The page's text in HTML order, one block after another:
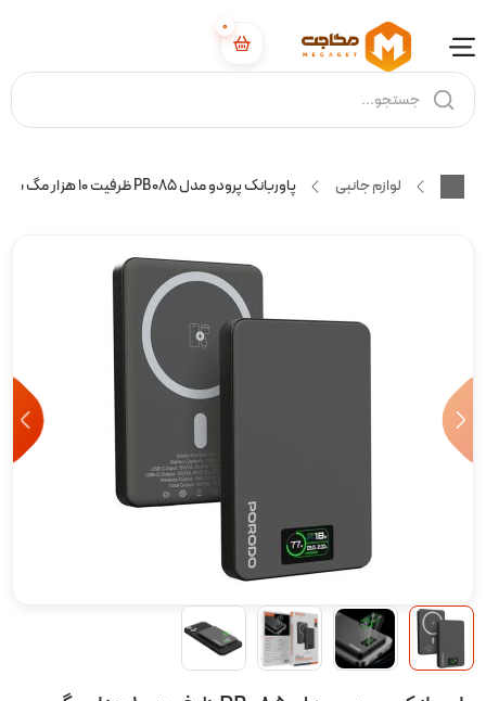
0
لوازم جانبی پاوربانک پرودو مدل PB085 ظرفیت ۱۰ هزار مگ سیف